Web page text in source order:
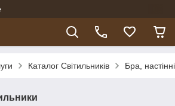
Каталог Світильників Бра,